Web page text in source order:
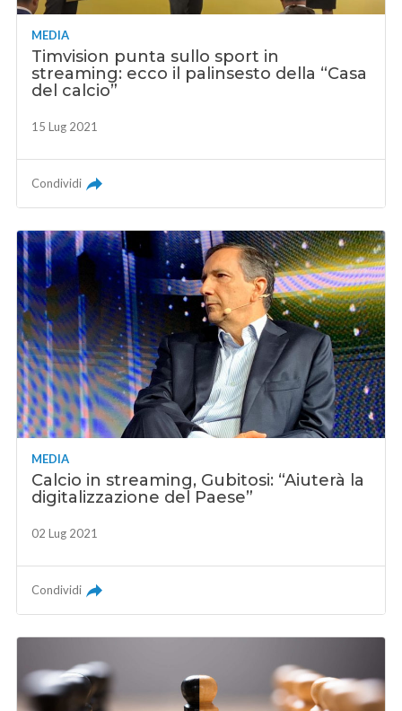
MEDIA
Timvision punta sullo sport in
streaming: ecco il palinsesto della “Casa
del calcio”
15 Lug 2021
Condividi
MEDIA
Calcio in streaming, Gubitosi: “Aiuterà la
digitalizzazione del Paese”
02 Lug 2021
Condividi